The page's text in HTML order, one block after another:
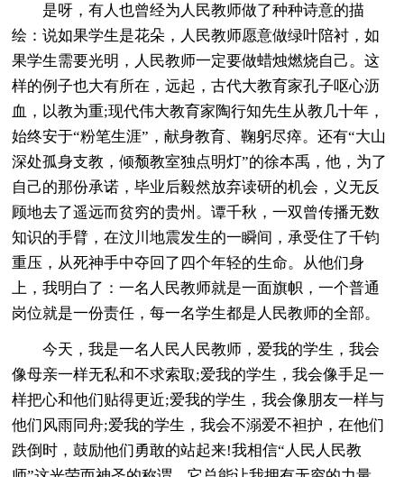
是呀，有人也曾经为人民教师做了种种诗意的描
绘：说如果学生是花朵，人民教师愿意做绿叶陪衬，如
果学生需要光明，人民教师一定要做蜡烛燃烧自己。这
样的例子也大有所在，远起，古代大教育家孔子呕心沥
血，以教为重;现代伟大教育家陶行知先生从教几十年，
始终安于“粉笔生涯”，献身教育、鞠躬尽瘁。还有“大山
深处孤身支教，倾颓教室独点明灯”的徐本禹，他，为了
自己的那份承诺，毕业后毅然放弃读研的机会，义无反
顾地去了遥远而贫穷的贵州。谭千秋，一双曾传播无数
知识的手臂，在汶川地震发生的一瞬间，承受住了千钧
重压，从死神手中夺回了四个年轻的生命。从他们身
上，我明白了：一名人民教师就是一面旗帜，一个普通
岗位就是一份责任，每一名学生都是人民教师的全部。
今天，我是一名人民人民教师，爱我的学生，我会
像母亲一样无私和不求索取;爱我的学生，我会像手足一
样把心和他们贴得更近;爱我的学生，我会像朋友一样与
他们风雨同舟;爱我的学生，我会不溺爱不袒护，在他们
跌倒时，鼓励他们勇敢的站起来!我相信“人民人民教